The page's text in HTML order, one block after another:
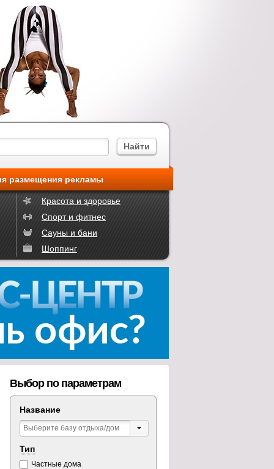
размещения рекламы
Красота и здоровье
Спорт и фитнес
Сауны и бани
Шоппинг
Выбор по параметрам
Название
Тип
Частные дома